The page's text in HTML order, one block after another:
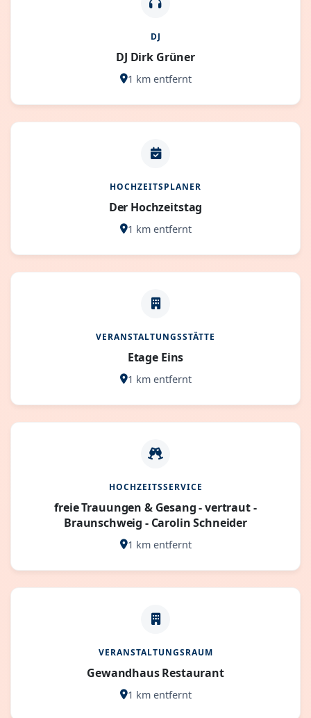
DJ
DJ Dirk Grüner
1 km entfernt
HOCHZEITSPLANER
Der Hochzeitstag
1 km entfernt
VERANSTALTUNGSSTÄTTE
Etage Eins
1 km entfernt
HOCHZEITSSERVICE
freie Trauungen & Gesang - vertraut -
Braunschweig - Carolin Schneider
1 km entfernt
VERANSTALTUNGSRAUM
Gewandhaus Restaurant
1 km entfernt